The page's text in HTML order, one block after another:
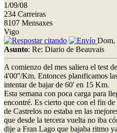
1/09/08
234 Carreiras
8107 Mensaxes
Vigo
Dom,
Asunto: Re: Diario de Beauvais
A comienzo del mes saliera el test
4'00''/Km. Entonces planificamos
intentar de bajar de 60' en 15 Km.
Esta semana con poca carga para
encontré. Es cierto que con el fin
de Castrelos no estaba en las
que desde la tercera vuelta no iba
dije a Fran Lago que bajaba ritmo